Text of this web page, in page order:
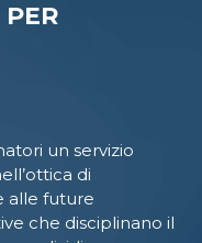
un servizio
di
alle future
che disciplinano il